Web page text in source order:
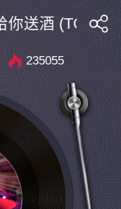
送酒 (TG小辉
235055